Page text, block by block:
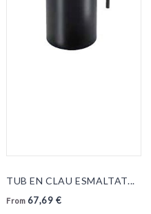
TUB EN CLAU ESMALTAT...
From 67,69 €